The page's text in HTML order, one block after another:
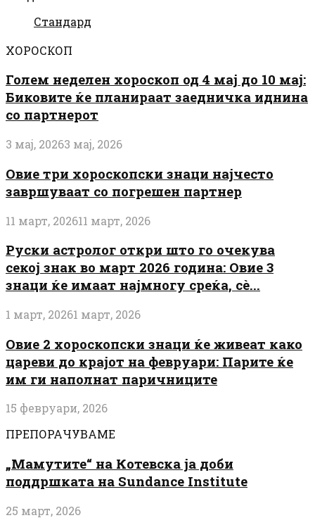
Стандард
ХОРОСКОП
Голем неделен хороскоп од 4 мај до 10 мај:
Биковите ќе планираат заедничка иднина
со партнерот
3 мај, 20263 мај, 2026
Овие три хороскопски знаци најчесто
завршуваат со погрешен партнер
11 март, 202611 март, 2026
Руски астролог откри што го очекува
секој знак во март 2026 година: Овие 3
знаци ќе имаат најмногу среќа, сè...
1 март, 20261 март, 2026
Овие 2 хороскопски знаци ќе живеат како
цареви до крајот на февруари: Парите ќе
им ги наполнат паричниците
15 февруари, 2026
ПРЕПОРАЧУВАМЕ
„Мамутите“ на Котевска ја доби
поддршката на Sundance Institute
25 март, 2026